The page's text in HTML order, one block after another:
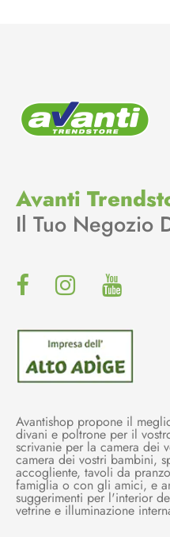
Avanti
Il Tuo Negozio
Avantishop propone il
divani e poltrone per il
scrivanie per la camera dei
camera dei vostri bambini,
accogliente, tavoli da
famiglia o con gli amici, e
suggerimenti per l'interior
vetrine e illuminazione